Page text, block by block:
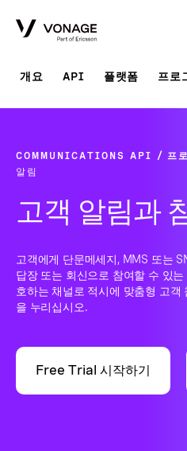
개요 API 플랫폼 프로
COMMUNICATIONS API 프
알림
고객 알림과
고객에게 단문메세지, MMS 또는
답장 또는 회신으로 참여할 수 있
호하는 채널로 적시에 맞춤형 고객
을 누리십시오.
Free Trial 시작하기